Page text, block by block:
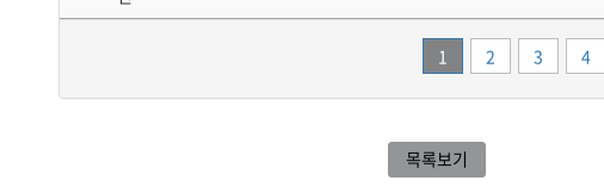
1 2 3 4
목록보기